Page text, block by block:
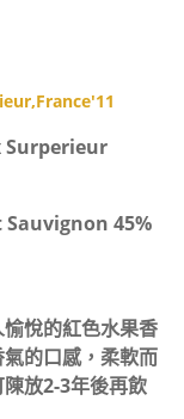
Surperieur
45%
悅的紅色水果香
的口感，柔軟而
放2-3年後再飲